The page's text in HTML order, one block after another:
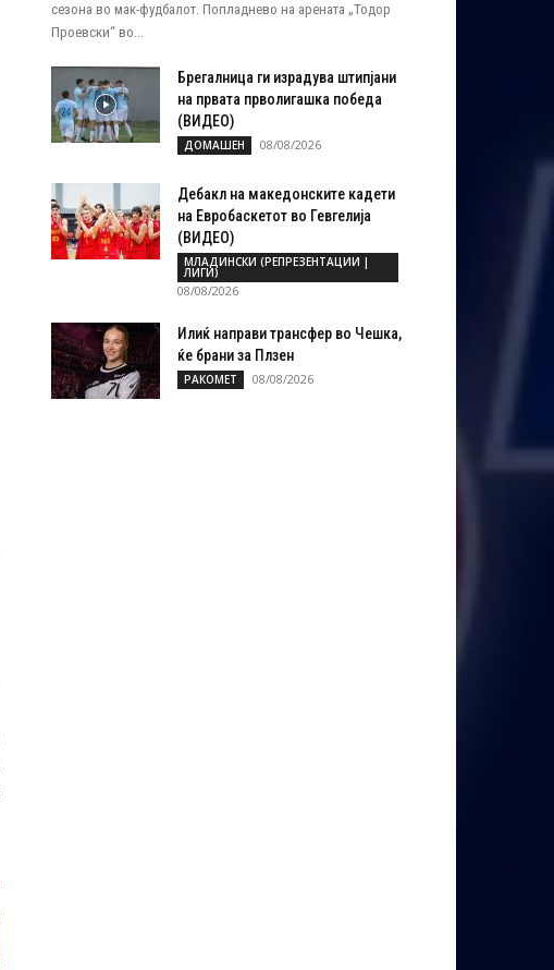
сезона во мак-фудбалот. Попладнево на арената „Тодор
Проевски“ во...
Брегалница ги израдува штипјани
на првата прволигашка победа
(ВИДЕО)
ДОМАШЕН 08/08/2026
Дебакл на македонските кадети
на Евробаскетот во Гевгелија
(ВИДЕО)
МЛАДИНСКИ (РЕПРЕЗЕНТАЦИИ |
ЛИГИ)
08/08/2026
Илиќ направи трансфер во Чешка,
ќе брани за Плзен
РАКОМЕТ 08/08/2026